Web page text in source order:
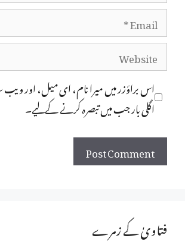
Email
Website
اس براؤزر میں میرا نام، ای میل، اور
اگلی بار جب میں تبصرہ کرنے کےلیے۔
فتاویٰ کے زمرے